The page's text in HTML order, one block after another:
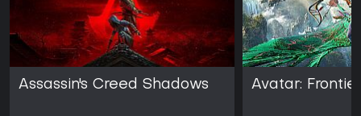
Assassin's Creed Shadows Avatar: